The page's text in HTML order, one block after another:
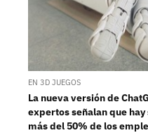
EN 3D JUEGOS
La nueva versión de
expertos señalan que
más del 50% de los